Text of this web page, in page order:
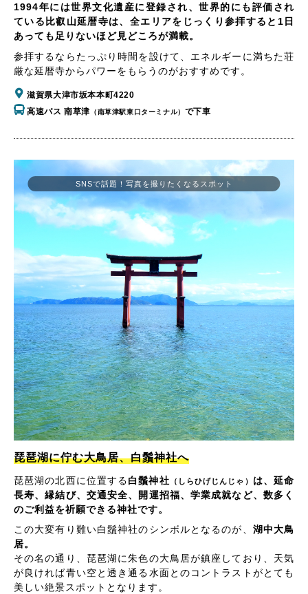
1994年には世界文化遺産に登録され、世界的にも評価され
ている比叡山延暦寺は、全エリアをじっくり参拝すると1日
あっても足りないほど見どころが満載。
参拝するならたっぷり時間を設けて、エネルギーに満ちた荘
厳な延暦寺からパワーをもらうのがおすすめです。
滋賀県大津市坂本本町4220
高速バス 南草津 （南草津駅東口ターミナル） で下車
琵琶湖に佇む大鳥居、白鬚神社へ
琵琶湖の北西に位置する白鬚神社 （しらひげじんじゃ）
は、延命
長寿、縁結び、交通安全、開運招福、学業成就など、数多く
のご利益を祈願できる神社です。
この大変有り難い白鬚神社のシンボルとなるのが、 湖中大鳥
居。
その名の通り、琵琶湖に朱色の大鳥居が鎮座しており、天気
が良ければ青い空と透き通る水面とのコントラストがとても
美しい絶景スポットとなります。
SNSで話題！写真を撮りたくなるスポット